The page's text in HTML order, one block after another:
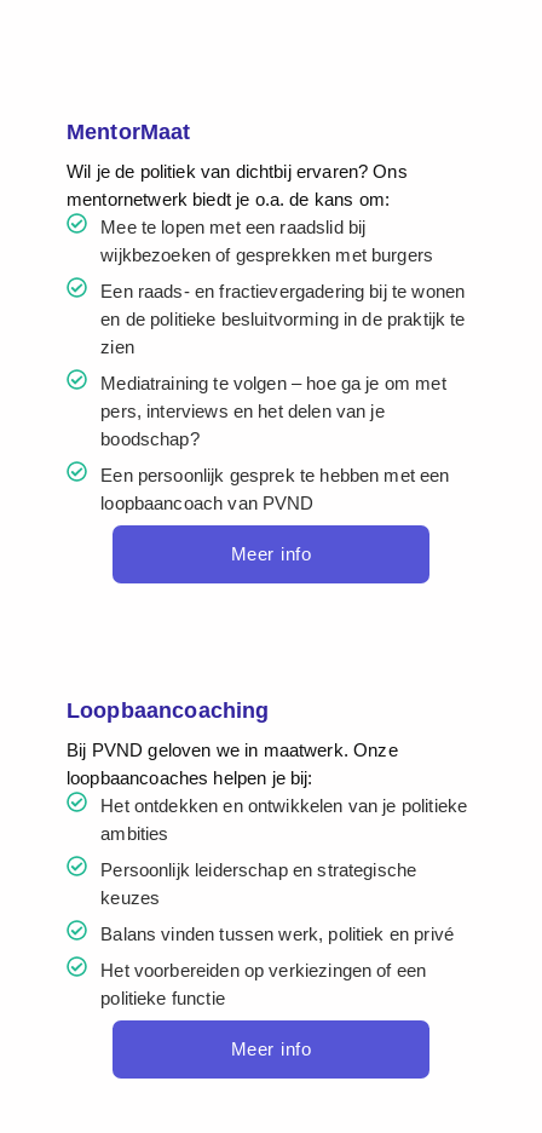
MentorMaat
Wil je de politiek van dichtbij ervaren? Ons
mentornetwerk biedt je o.a. de kans om:
Mee te lopen met een raadslid bij
wijkbezoeken of gesprekken met burgers
Een raads- en fractievergadering bij te wonen
en de politieke besluitvorming in de praktijk te
zien
Mediatraining te volgen – hoe ga je om met
pers, interviews en het delen van je
boodschap?
Een persoonlijk gesprek te hebben met een
loopbaancoach van PVND
Meer info
Loopbaancoaching
Bij PVND geloven we in maatwerk. Onze
loopbaancoaches helpen je bij:
Het ontdekken en ontwikkelen van je politieke
ambities
Persoonlijk leiderschap en strategische
keuzes
Balans vinden tussen werk, politiek en privé
Het voorbereiden op verkiezingen of een
politieke functie
Meer info